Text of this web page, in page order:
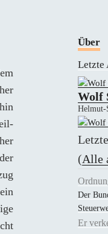
Über
Letzte
Wolf
Helmut-
(Alle
Der
Er